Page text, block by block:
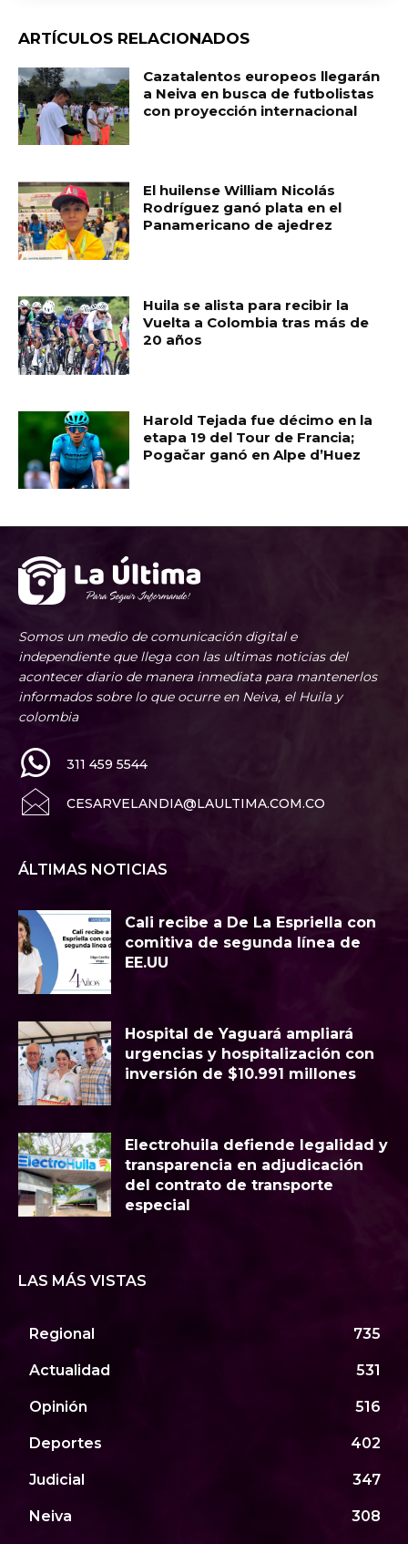
ARTÍCULOS RELACIONADOS
Cazatalentos europeos llegarán
a Neiva en busca de futbolistas
con proyección internacional
El huilense William Nicolás
Rodríguez ganó plata en el
Panamericano de ajedrez
Huila se alista para recibir la
Vuelta a Colombia tras más de
20 años
Harold Tejada fue décimo en la
etapa 19 del Tour de Francia;
Pogačar ganó en Alpe d’Huez
Somos un medio de comunicación digital e
independiente que llega con las ultimas noticias del
acontecer diario de manera inmediata para mantenerlos
informados sobre lo que ocurre en Neiva, el Huila y
colombia
311 459 5544
CESARVELANDIA@LAULTIMA.COM.CO
ÁLTIMAS NOTICIAS
Cali recibe a De La Espriella con
comitiva de segunda línea de
EE.UU
Hospital de Yaguará ampliará
urgencias y hospitalización con
inversión de $10.991 millones
Electrohuila defiende legalidad y
transparencia en adjudicación
del contrato de transporte
especial
LAS MÁS VISTAS
Regional 735
Actualidad 531
Opinión 516
Deportes 402
Judicial 347
Neiva 308